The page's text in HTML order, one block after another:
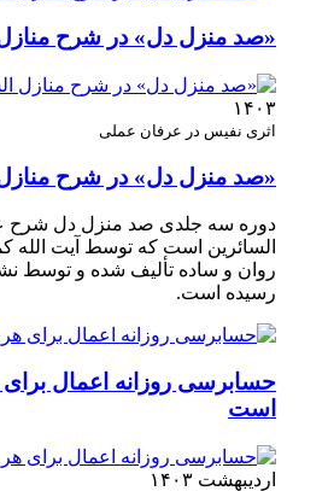
«صد منزل دل» در شرح منازل
۱۴۰۳
اثری نفیس در عرفان عملی
«صد منزل دل» در شرح منازل
دوره سه جلدی صد منزل دل شرح
السائرین است که توسط آیت الله
روان و ساده تألیف شده و توسط
رسیده است.
حسابرسی روزانه اعمال
است
اردیبهشت ۱۴۰۳